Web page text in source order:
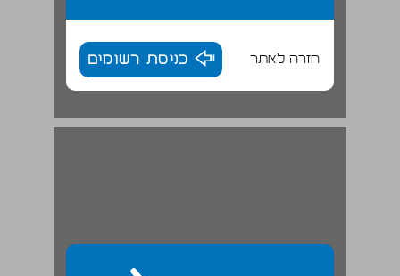
חזרה לאתר כניסת רשומים
פרק 1: החינוך הבלתי פורמלי: הגדרות ומבט השוואתי ... 21